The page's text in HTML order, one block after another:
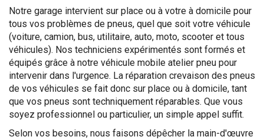
Notre garage intervient sur place ou à votre à domicile pour
tous vos problèmes de pneus, quel que soit votre véhicule
(voiture, camion, bus, utilitaire, auto, moto, scooter et tous
véhicules). Nos techniciens expérimentés sont formés et
équipés grâce à notre véhicule mobile atelier pneu pour
intervenir dans l'urgence. La réparation crevaison des pneus
de vos véhicules se fait donc sur place ou à domicile, tant
que vos pneus sont techniquement réparables. Que vous
soyez professionnel ou particulier, un simple appel suffit.
Selon vos besoins, nous faisons dépêcher la main-d'œuvre